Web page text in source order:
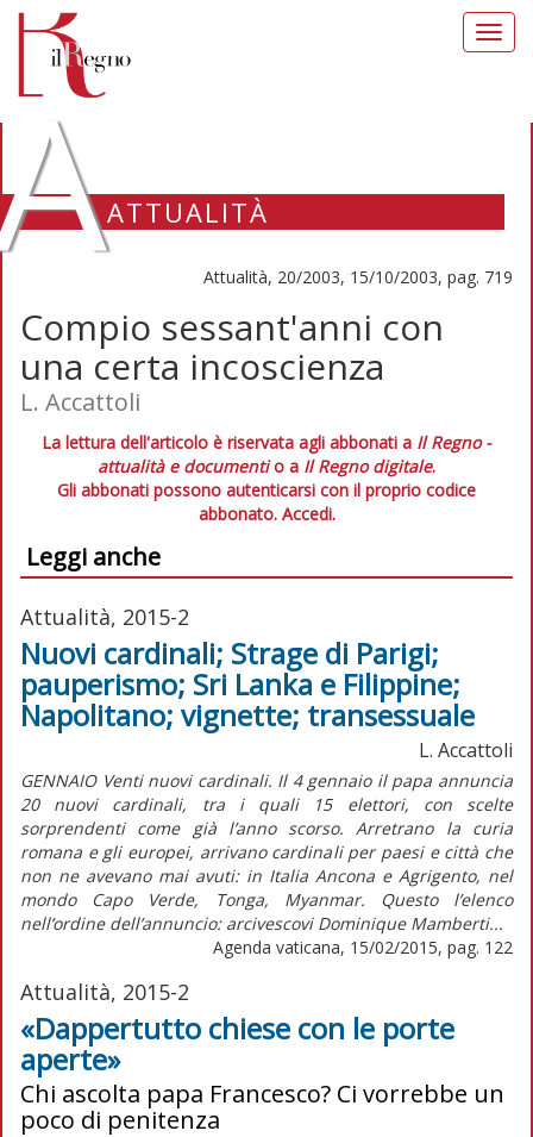
ATTUALITÀ
Attualità, 20/2003, 15/10/2003, pag. 719
Compio sessant'anni con
una certa incoscienza
L. Accattoli
La lettura dell'articolo è riservata agli abbonati a Il Regno -
attualità e documentio a Il Regno digitale.
Gli abbonati possono autenticarsi con il proprio codice
abbonato. Accedi.
Leggi anche
Attualità, 2015-2
Nuovi cardinali; Strage di Parigi;
pauperismo; Sri Lanka e Filippine;
Napolitano; vignette; transessuale
L. Accattoli
GENNAIO Venti nuovi cardinali. Il 4 gennaio il papa annuncia
20 nuovi cardinali, tra i quali 15 elettori, con scelte
sorprendenti come già l’anno scorso. Arretrano la curia
romana e gli europei, arrivano cardinali per paesi e città che
non ne avevano mai avuti: in Italia Ancona e Agrigento, nel
mondo Capo Verde, Tonga, Myanmar. Questo l’elenco
nell’ordine dell’annuncio: arcivescovi Dominique Mamberti...
Agenda vaticana, 15/02/2015, pag. 122
Attualità, 2015-2
«Dappertutto chiese con le porte
aperte»
Chi ascolta papa Francesco? Ci vorrebbe un
poco di penitenza